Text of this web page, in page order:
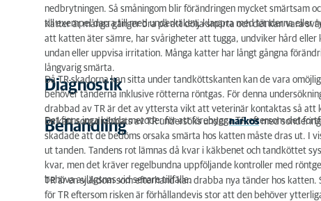
nedbrytningen. Så småningom blir förändringen mycket smärtsam
till exempel darra till med underkäken, klappra med tänderna eller
Katter är många gånger bra på att dölja smärta och det kan vara
att katten äter sämre, har svårigheter att tugga, undviker hård
undan eller uppvisa irritation. Många katter har långt gångna
långvarig smärta.
Diagnostik
Då TR-skadorna kan sitta under tandköttskanten kan de vara
behöver tänderna inklusive rötterna röntgas. För denna
drabbad av TR är det av yttersta vikt att veterinär kontaktas så att
Behandling
Det finns inga kända metoder för att förebygga TR eftersom det
En katt som drabbats av TR undersöks undernarkosmed
skadade att de bedöms orsaka smärta hos katten måste dras ut. I
ut tanden. Tandens rot lämnas då kvar i käkbenet och tandköttet
kvar, men det kräver regelbundna uppföljande kontroller med
behöva avlägsnas vid senare tillfälle.
TR är en sjukdom som efterhand kan drabba nya tänder hos
för TR eftersom risken är förhållandevis stor att den behöver